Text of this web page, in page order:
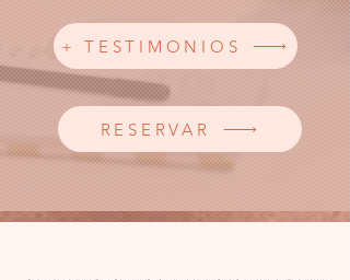
+ TESTIMONIOS
RESERVAR